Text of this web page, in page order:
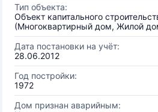
Тип объекта:
Объект капитального
(Многоквартирный дом, Жилой
Дата постановки на учёт:
28.06.2012
Год постройки:
1972
Дом признан аварийным: